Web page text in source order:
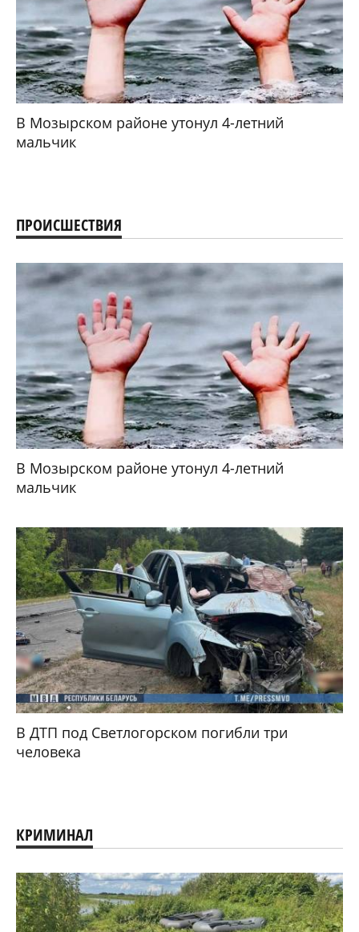
В Мозырском районе утонул 4-летний
мальчик
ПРОИСШЕСТВИЯ
В Мозырском районе утонул 4-летний
мальчик
В ДТП под Светлогорском погибли три
человека
КРИМИНАЛ